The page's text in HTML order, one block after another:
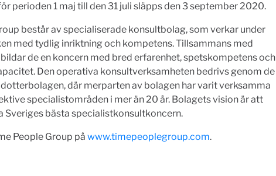
perioden 1 maj till den 31 juli släpps den 3 september 2020.
består av specialiserade konsultbolag, som verkar under
med tydlig inriktning och kompetens. Tillsammans med
de en koncern med bred erfarenhet, spetskompetens och
Den operativa konsultverksamheten bedrivs genom de
där merparten av bolagen har varit verksamma
specialistområden i mer än 20 år. Bolagets vision är att
Sveriges bästa specialistkonsultkoncern.
People Group på www.timepeoplegroup.com.